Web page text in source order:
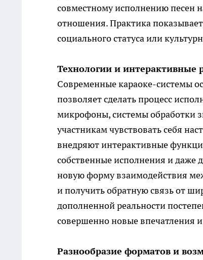
совместному исполнению песен
отношения. Практика
социального статуса или
Технологии и интерактивные
Современные караоке-системы
позволяет сделать процесс
микрофоны, системы обработки
участникам чувствовать себя
внедряют интерактивные
собственные исполнения и даже
новую форму взаимодействия
и получить обратную связь от
дополненной реальности
совершенно новые впечатления
Разнообразие форматов и